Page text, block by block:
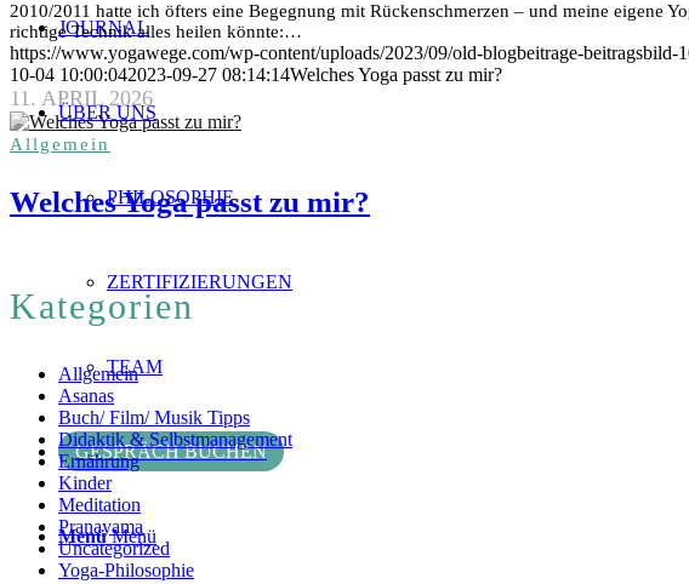
JOURNAL
ÜBER UNS
PHILOSOPHIE
ZERTIFIZIERUNGEN
TEAM
GESPRÄCH BUCHEN
Menü Menü
2010/2011 hatte ich öfters eine Begegnung mit Rückenschmerzen – und meine eigene
richtige Technik alles heilen könnte:…
Allgemein
Welches Yoga passt zu mir?
11. APRIL 2026
https://www.yogawege.com/wp-content/uploads/2023/09/old-blogbeitrage-beitragsbild-
10-04 10:00:042023-09-27 08:14:14Welches Yoga passt zu mir?
Kategorien
Allgemein
Asanas
Buch/ Film/ Musik Tipps
Didaktik & Selbstmanagement
Ernährung
Kinder
Meditation
Pranayama
Uncategorized
Yoga-Philosophie